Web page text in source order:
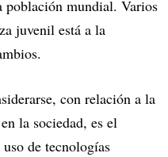
población mundial. Varios
juvenil está a la
con relación a la
la sociedad, es el
de tecnologías